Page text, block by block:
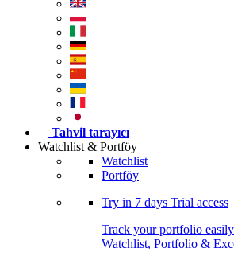
Tahvil tarayıcı
Watchlist & Portföy
Watchlist
Portföy
Try in 7 days Trial access
Track your portfolio
Watchlist, Portfolio &